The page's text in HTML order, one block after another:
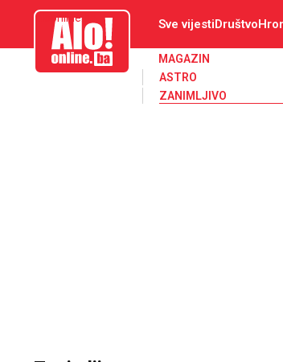
aloonline.ba Sve vijestiDruštvo
MAGAZIN
ASTRO
ZANIMLJIVO